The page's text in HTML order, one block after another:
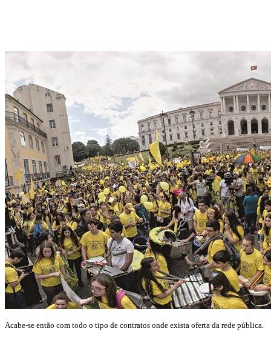
Acabe-se então com todo o tipo de contratos onde exista oferta da rede pública.